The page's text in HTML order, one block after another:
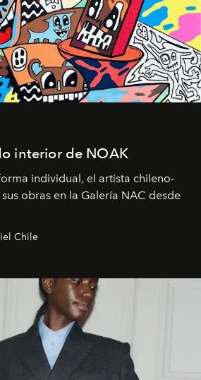
interior de NOAK
individual, el artista chileno-
obras en la Galería NAC desde
Chile